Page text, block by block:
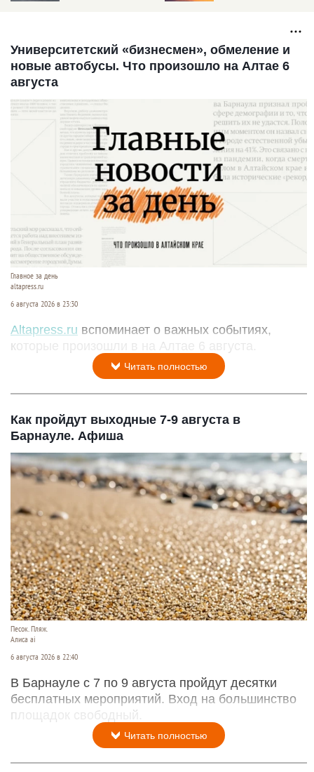
Университетский «бизнесмен», обмеление и
новые автобусы. Что произошло на Алтае 6
августа
Главное за день
altapress.ru
6 августа 2026 в 23:30
Altapress.ru вспоминает о важных событиях,
которые произошли в на Алтае 6 августа.
Читать полностью
Как пройдут выходные 7-9 августа в
Барнауле. Афиша
Песок. Пляж.
Алиса ai
6 августа 2026 в 22:40
В Барнауле с 7 по 9 августа пройдут десятки
бесплатных мероприятий. Вход на большинство
площадок свободный.
Читать полностью